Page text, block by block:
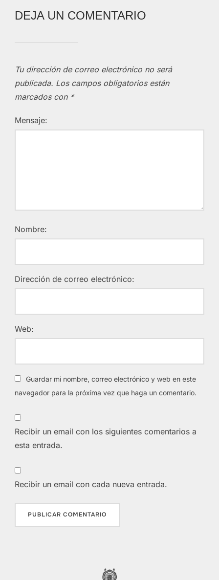
DEJA UN COMENTARIO
Tu dirección de correo electrónico no será
publicada. Los campos obligatorios están
marcados con *
Mensaje:
Nombre:
Dirección de correo electrónico:
Web:
Guardar mi nombre, correo electrónico y web en este
navegador para la próxima vez que haga un comentario.
Recibir un email con los siguientes comentarios a
esta entrada.
Recibir un email con cada nueva entrada.